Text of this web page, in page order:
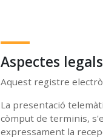
Aspectes legals
Aquest registre
La presentació
còmput de terminis,
expressament la